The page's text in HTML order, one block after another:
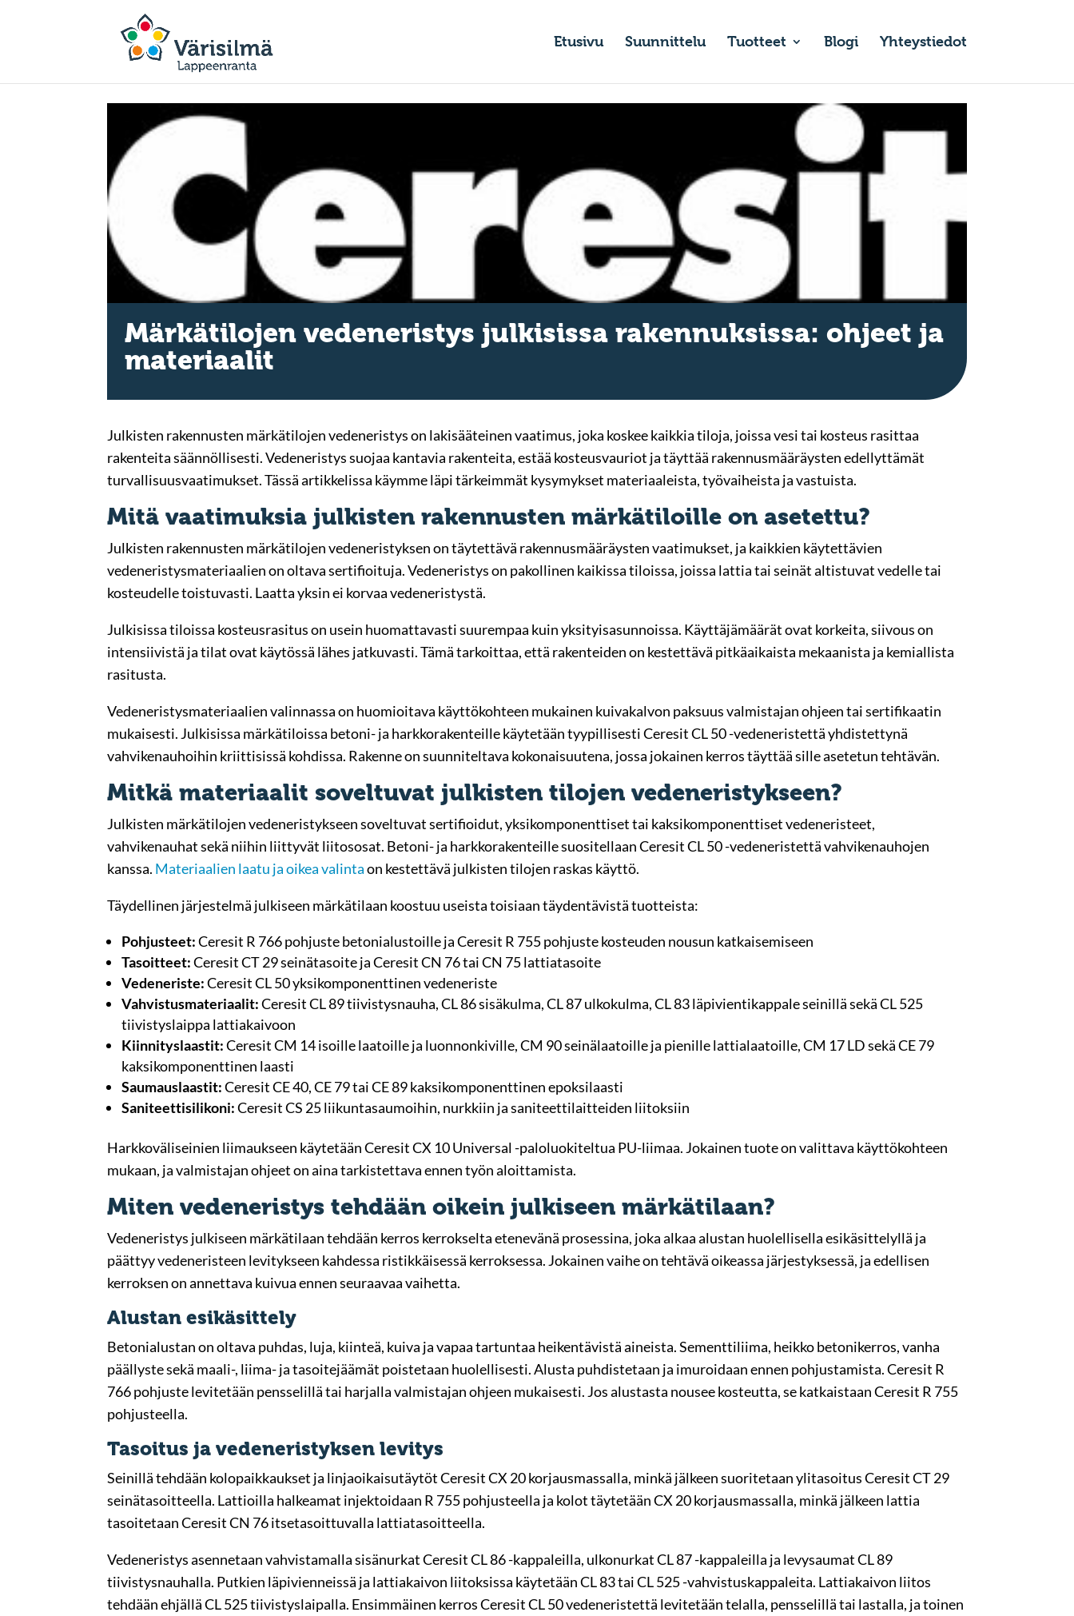
Etusivu Suunnittelu Tuotteet Blogi Yhteystiedot
Märkätilojen vedeneristys julkisissa rakennuksissa: ohjeet ja
materiaalit
Julkisten rakennusten märkätilojen vedeneristys on lakisääteinen vaatimus, joka koskee kaikkia tiloja, joissa vesi tai kosteus rasittaa
rakenteita säännöllisesti. Vedeneristys suojaa kantavia rakenteita, estää kosteusvauriot ja täyttää rakennusmääräysten edellyttämät
turvallisuusvaatimukset. Tässä artikkelissa käymme läpi tärkeimmät kysymykset materiaaleista, työvaiheista ja vastuista.
Mitä vaatimuksia julkisten rakennusten märkätiloille on asetettu?
Julkisten rakennusten märkätilojen vedeneristyksen on täytettävä rakennusmääräysten vaatimukset, ja kaikkien käytettävien
vedeneristysmateriaalien on oltava sertifioituja. Vedeneristys on pakollinen kaikissa tiloissa, joissa lattia tai seinät altistuvat vedelle tai
kosteudelle toistuvasti. Laatta yksin ei korvaa vedeneristystä.
Julkisissa tiloissa kosteusrasitus on usein huomattavasti suurempaa kuin yksityisasunnoissa. Käyttäjämäärät ovat korkeita, siivous on
intensiivistä ja tilat ovat käytössä lähes jatkuvasti. Tämä tarkoittaa, että rakenteiden on kestettävä pitkäaikaista mekaanista ja kemiallista
rasitusta.
Vedeneristysmateriaalien valinnassa on huomioitava käyttökohteen mukainen kuivakalvon paksuus valmistajan ohjeen tai sertifikaatin
mukaisesti. Julkisissa märkätiloissa betoni- ja harkkorakenteille käytetään tyypillisesti Ceresit CL 50 -vedeneristettä yhdistettynä
vahvikenauhoihin kriittisissä kohdissa. Rakenne on suunniteltava kokonaisuutena, jossa jokainen kerros täyttää sille asetetun tehtävän.
Mitkä materiaalit soveltuvat julkisten tilojen vedeneristykseen?
Julkisten märkätilojen vedeneristykseen soveltuvat sertifioidut, yksikomponenttiset tai kaksikomponenttiset vedeneristeet,
vahvikenauhat sekä niihin liittyvät liitososat. Betoni- ja harkkorakenteille suositellaan Ceresit CL 50 -vedeneristettä vahvikenauhojen
kanssa. Materiaalien laatu ja oikea valintaon kestettävä julkisten tilojen raskas käyttö.
Täydellinen järjestelmä julkiseen märkätilaan koostuu useista toisiaan täydentävistä tuotteista:
Pohjusteet:Ceresit R 766 pohjuste betonialustoille ja Ceresit R 755 pohjuste kosteuden nousun katkaisemiseen
Tasoitteet:Ceresit CT 29 seinätasoite ja Ceresit CN 76 tai CN 75 lattiatasoite
Vedeneriste:Ceresit CL 50 yksikomponenttinen vedeneriste
Vahvistusmateriaalit:Ceresit CL 89 tiivistysnauha, CL 86 sisäkulma, CL 87 ulkokulma, CL 83 läpivientikappale seinillä sekä CL 525
tiivistyslaippa lattiakaivoon
Kiinnityslaastit:Ceresit CM 14 isoille laatoille ja luonnonkiville, CM 90 seinälaatoille ja pienille lattialaatoille, CM 17 LD sekä CE 79
kaksikomponenttinen laasti
Saumauslaastit:Ceresit CE 40, CE 79 tai CE 89 kaksikomponenttinen epoksilaasti
Saniteettisilikoni:Ceresit CS 25 liikuntasaumoihin, nurkkiin ja saniteettilaitteiden liitoksiin
Harkkoväliseinien liimaukseen käytetään Ceresit CX 10 Universal -paloluokiteltua PU-liimaa. Jokainen tuote on valittava käyttökohteen
mukaan, ja valmistajan ohjeet on aina tarkistettava ennen työn aloittamista.
Miten vedeneristys tehdään oikein julkiseen märkätilaan?
Vedeneristys julkiseen märkätilaan tehdään kerros kerrokselta etenevänä prosessina, joka alkaa alustan huolellisella esikäsittelyllä ja
päättyy vedeneristeen levitykseen kahdessa ristikkäisessä kerroksessa. Jokainen vaihe on tehtävä oikeassa järjestyksessä, ja edellisen
kerroksen on annettava kuivua ennen seuraavaa vaihetta.
Alustan esikäsittely
Betonialustan on oltava puhdas, luja, kiinteä, kuiva ja vapaa tartuntaa heikentävistä aineista. Sementtiliima, heikko betonikerros, vanha
päällyste sekä maali-, liima- ja tasoitejäämät poistetaan huolellisesti. Alusta puhdistetaan ja imuroidaan ennen pohjustamista. Ceresit R
766 pohjuste levitetään pensselillä tai harjalla valmistajan ohjeen mukaisesti. Jos alustasta nousee kosteutta, se katkaistaan Ceresit R 755
pohjusteella.
Tasoitus ja vedeneristyksen levitys
Seinillä tehdään kolopaikkaukset ja linjaoikaisutäytöt Ceresit CX 20 korjausmassalla, minkä jälkeen suoritetaan ylitasoitus Ceresit CT 29
seinätasoitteella. Lattioilla halkeamat injektoidaan R 755 pohjusteella ja kolot täytetään CX 20 korjausmassalla, minkä jälkeen lattia
tasoitetaan Ceresit CN 76 itsetasoittuvalla lattiatasoitteella.
Vedeneristys asennetaan vahvistamalla sisänurkat Ceresit CL 86 -kappaleilla, ulkonurkat CL 87 -kappaleilla ja levysaumat CL 89
tiivistysnauhalla. Putkien läpivienneissä ja lattiakaivon liitoksissa käytetään CL 83 tai CL 525 -vahvistuskappaleita. Lattiakaivon liitos
tehdään ehjällä CL 525 tiivistyslaipalla. Ensimmäinen kerros Ceresit CL 50 vedeneristettä levitetään telalla, pensselillä tai lastalla, ja toinen